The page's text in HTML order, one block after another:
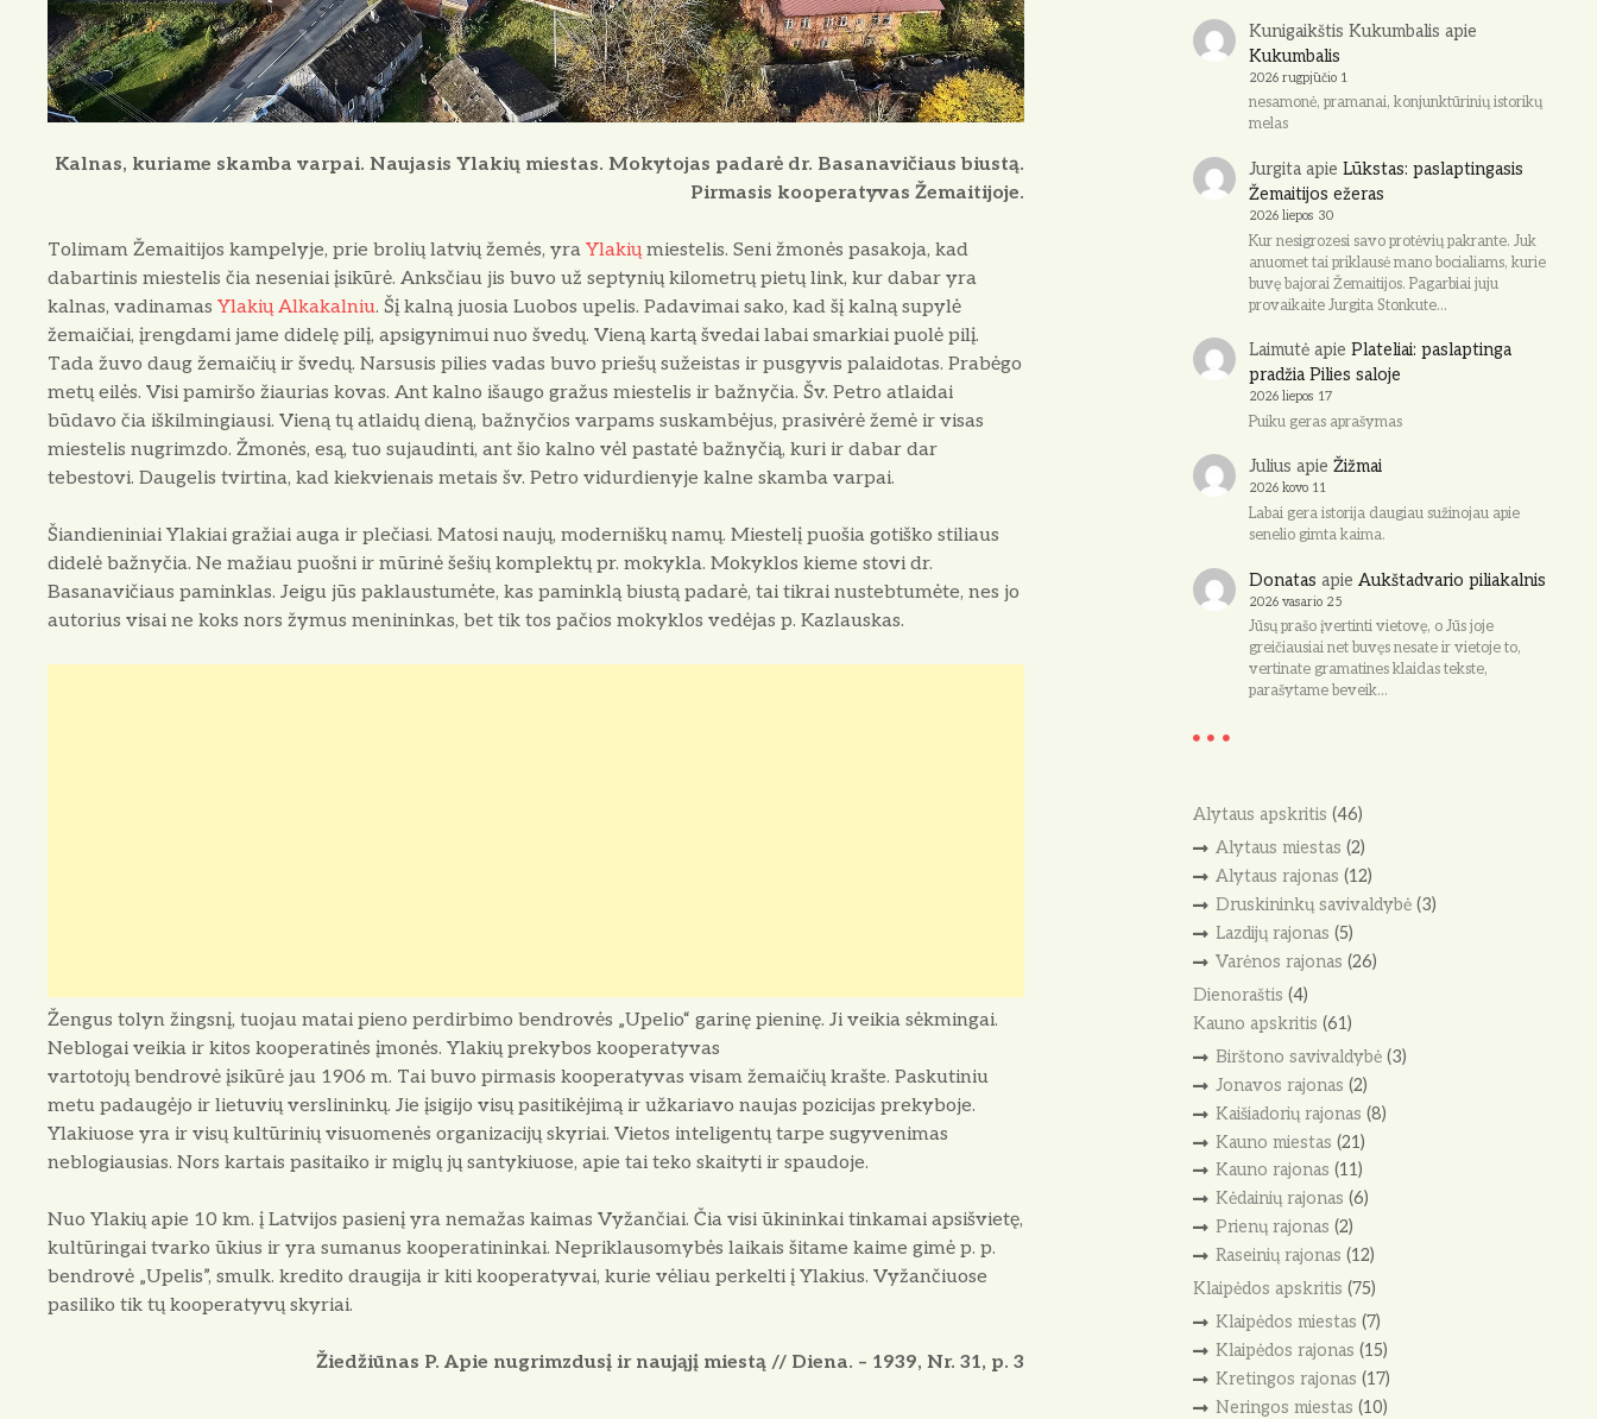
Kalnas, kuriame skamba varpai. Naujasis Ylakių miestas. Mokytojas padarė dr. Basanavičiaus biustą.
Pirmasis kooperatyvas Žemaitijoje.
Tolimam Žemaitijos kampelyje, prie brolių latvių žemės, yra Ylakių miestelis. Seni žmonės pasakoja, kad
dabartinis miestelis čia neseniai įsikūrė. Anksčiau jis buvo už septynių kilometrų pietų link, kur dabar yra
kalnas, vadinamas Ylakių Alkakalniu. Šį kalną juosia Luobos upelis. Padavimai sako, kad šį kalną supylė
žemaičiai, įrengdami jame didelę pilį, apsigynimui nuo švedų. Vieną kartą švedai labai smarkiai puolė pilį.
Tada žuvo daug žemaičių ir švedų. Narsusis pilies vadas buvo priešų sužeistas ir pusgyvis palaidotas. Prabėgo
metų eilės. Visi pamiršo žiaurias kovas. Ant kalno išaugo gražus miestelis ir bažnyčia. Šv. Petro atlaidai
būdavo čia iškilmingiausi. Vieną tų atlaidų dieną, bažnyčios varpams suskambėjus, prasivėrė žemė ir visas
miestelis nugrimzdo. Žmonės, esą, tuo sujaudinti, ant šio kalno vėl pastatė bažnyčią, kuri ir dabar dar
tebestovi. Daugelis tvirtina, kad kiekvienais metais šv. Petro vidurdienyje kalne skamba varpai.
Šiandieniniai Ylakiai gražiai auga ir plečiasi. Matosi naujų, moderniškų namų. Miestelį puošia gotiško stiliaus
didelė bažnyčia. Ne mažiau puošni ir mūrinė šešių komplektų pr. mokykla. Mokyklos kieme stovi dr.
Basanavičiaus paminklas. Jeigu jūs paklaustumėte, kas paminklą biustą padarė, tai tikrai nustebtumėte, nes jo
autorius visai ne koks nors žymus menininkas, bet tik tos pačios mokyklos vedėjas p. Kazlauskas.
Žengus tolyn žingsnį, tuojau matai pieno perdirbimo bendrovės „Upelio“ garinę pieninę. Ji veikia sėkmingai.
Neblogai veikia ir kitos kooperatinės įmonės. Ylakių prekybos kooperatyvas
vartotojų bendrovė įsikūrė jau 1906 m. Tai buvo pirmasis kooperatyvas visam žemaičių krašte. Paskutiniu
metu padaugėjo ir lietuvių verslininkų. Jie įsigijo visų pasitikėjimą ir užkariavo naujas pozicijas prekyboje.
Ylakiuose yra ir visų kultūrinių visuomenės organizacijų skyriai. Vietos inteligentų tarpe sugyvenimas
neblogiausias. Nors kartais pasitaiko ir miglų jų santykiuose, apie tai teko skaityti ir spaudoje.
Nuo Ylakių apie 10 km. į Latvijos pasienį yra nemažas kaimas Vyžančiai. Čia visi ūkininkai tinkamai apsišvietę,
kultūringai tvarko ūkius ir yra sumanus kooperatininkai. Nepriklausomybės laikais šitame kaime gimė p. p.
bendrovė „Upelis”, smulk. kredito draugija ir kiti kooperatyvai, kurie vėliau perkelti į Ylakius. Vyžančiuose
pasiliko tik tų kooperatyvų skyriai.
Žiedžiūnas P. Apie nugrimzdusį ir naująjį miestą // Diena. – 1939, Nr. 31, p. 3
Kunigaikštis Kukumbalis apie
Kukumbalis
2026 rugpjūčio 1
nesamonė, pramanai, konjunktūrinių istorikų
melas
Jurgitaapie Lūkstas: paslaptingasis
Žemaitijos ežeras
2026 liepos 30
Kur nesigrozesi savo protėvių pakrante. Juk
anuomet tai priklausė mano bocialiams, kurie
buvę bajorai Žemaitijos. Pagarbiai juju
provaikaite Jurgita Stonkute…
Laimutėapie Plateliai: paslaptinga
pradžia Pilies saloje
2026 liepos 17
Puiku geras aprašymas
Julius apie Žižmai
2026 kovo 11
Labai gera istorija daugiau sužinojau apie
senelio gimta kaima.
Donatas apie Aukštadvario piliakalnis
2026 vasario 25
Jūsų prašo įvertinti vietovę, o Jūs joje
greičiausiai net buvęs nesate ir vietoje to,
vertinate gramatines klaidas tekste,
parašytame beveik…
Alytaus apskritis (46)
Alytaus miestas (2)
Alytaus rajonas (12)
Druskininkų savivaldybė(3)
Lazdijų rajonas (5)
Varėnos rajonas (26)
Dienoraštis (4)
Kauno apskritis (61)
Birštono savivaldybė(3)
Jonavos rajonas (2)
Kaišiadorių rajonas (8)
Kauno miestas (21)
Kauno rajonas (11)
Kėdainių rajonas (6)
Prienų rajonas (2)
Raseinių rajonas (12)
Klaipėdos apskritis (75)
Klaipėdos miestas (7)
Klaipėdos rajonas (15)
Kretingos rajonas (17)
Neringos miestas (10)